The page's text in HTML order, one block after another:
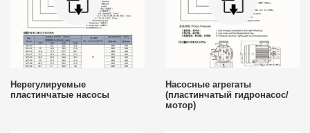
Нерегулируемые
пластинчатые насосы
Насосные агрегаты
(пластинчатый гидронасос/
мотор)